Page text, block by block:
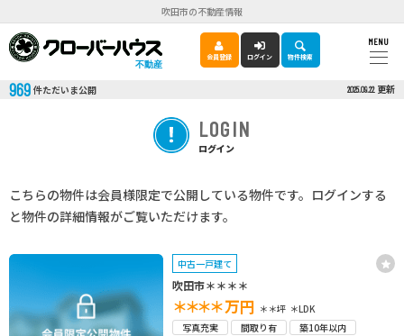
吹田市の不動産情報
不動産
会員登録 ログイン 物件検索
MENU
969 件ただいま公開 2025.09.22 更新
LOGIN
ログイン
こちらの物件は会員様限定で公開している物件です。ログインする
と物件の詳細情報がご覧いただけます。
中古一戸建て
吹田市＊＊＊＊
＊＊＊＊万円 ＊＊坪 ＊LDK
写真充実
間取り有
築10年以内